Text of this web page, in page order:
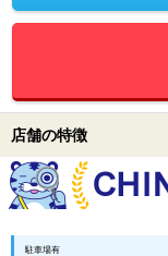
店舗の特徴
駐車場有